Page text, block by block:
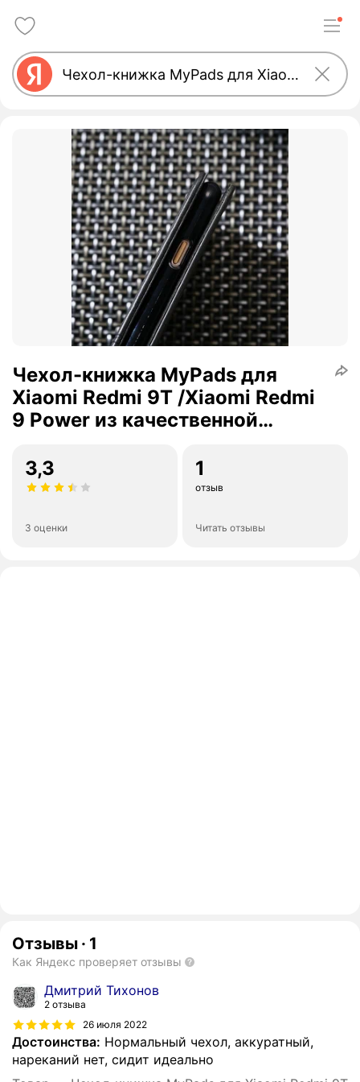
Чехол-книжка MyPads для
Xiaomi Redmi 9T /Xiaomi Redmi
9 Power из качественной
элегантной прострочкой Ретро
коричневый с м.
3,3
3 оценки
1
отзыв
Читать отзывы
Отзывы · 1
Как Яндекс проверяет отзывы
Дмитрий Тихонов
2 отзыва
26 июля 2022
Достоинства: Нормальный чехол, аккуратный,
нареканий нет, сидит идеально